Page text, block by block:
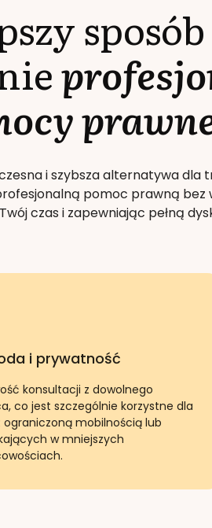
i szybsza alternatywa dla
pomoc prawną bez
czas i zapewniając pełną
i prywatność
konsultacji z dowolnego
co jest szczególnie korzystne dla
ograniczoną mobilnością lub
w mniejszych